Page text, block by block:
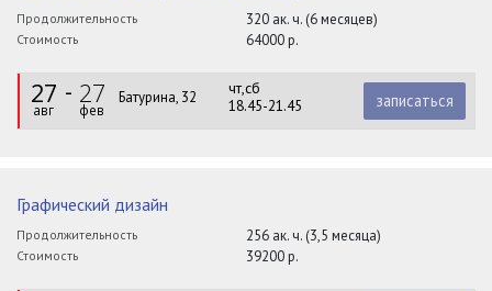
Продолжительность 320 ак. ч. (6 месяцев)
Стоимость 64000 р.
27
авг
27
фев
Батурина, 32
чт,сб
18.45-21.45
записаться
Графический дизайн
Продолжительность 256 ак. ч. (3,5 месяца)
Стоимость 39200 р.